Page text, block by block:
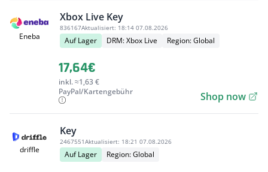
Eneba
Xbox Live Key
836167Aktualisiert: 18:14 07.08.2026
Auf Lager DRM: Xbox Live Region: Global
17,64€
inkl. ≈1,63 €
PayPal/Kartengebühr
Shop now
driffle
Key
2467551Aktualisiert: 18:21 07.08.2026
Auf Lager Region: Global